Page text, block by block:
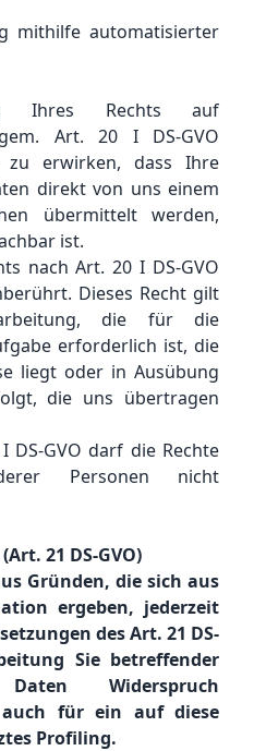
automatisierter
Ihres Rechts auf
Art. 20 I DS-GVO
zu erwirken, dass Ihre
direkt von uns einem
übermittelt werden,
ist.
nach Art. 20 I DS-GVO
Dieses Recht gilt
die für die
erforderlich ist, die
liegt oder in Ausübung
die uns übertragen
DS-GVO darf die Rechte
Personen nicht
21 DS-GVO)
Gründen, die sich aus
ergeben, jederzeit
des Art. 21 DS-
Sie betreffender
Daten Widerspruch
für ein auf diese
Profiling.